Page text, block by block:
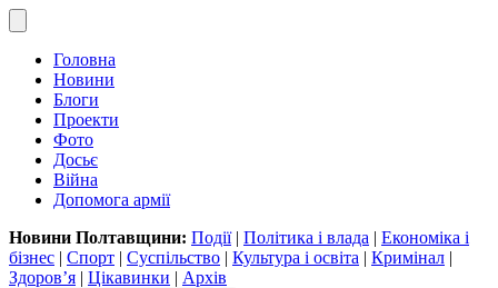
Головна
Новини
Блоги
Проекти
Фото
Досьє
Війна
Допомога армії
Новини Полтавщини: Події| Політика і влада | Економіка і
бізнес | Спорт | Суспільство | Культура і освіта | Кримінал |
Здоров’я | Цікавинки | Архів